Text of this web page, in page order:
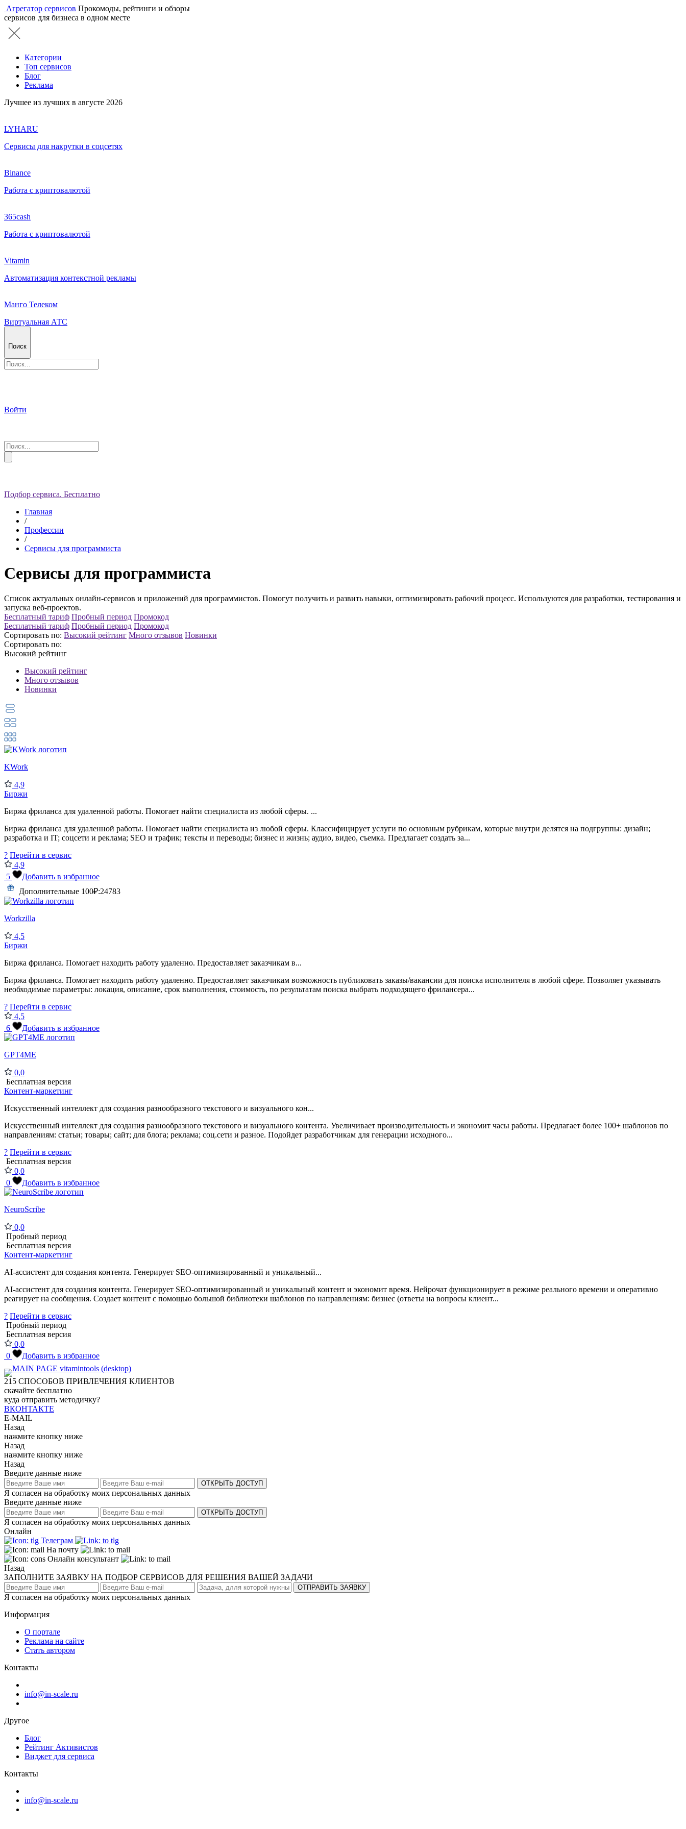
Агрегатор сервисов Прокомоды, рейтинги и обзоры
сервисов для бизнеса в одном месте
Категории
Топ сервисов
Блог
Реклама
Лучшее из лучших в августе 2026
LYHARU
Сервисы для накрутки в соцсетях
Binance
Работа с криптовалютой
365cash
Работа с криптовалютой
Vitamin
Автоматизация контекстной рекламы
Манго Телеком
Виртуальная АТС
Поиск
Войти
Подбор сервиса. Бесплатно
Главная
/
Профессии
/
Сервисы для программиста
Сервисы для программиста
Список актуальных онлайн-сервисов и приложений для программистов. Помогут получить и развить навыки, оптимизировать рабочий процесс. Используются для разработки, тестирования и
запуска веб-проектов.
Бесплатный тариф Пробный период Промокод
Бесплатный тариф Пробный период Промокод
Сортировать по: Высокий рейтинг Много отзывов Новинки
Сортировать по:
Высокий рейтинг
Высокий рейтинг
Много отзывов
Новинки
KWork
4,9
Биржи
Биржа фриланса для удаленной работы. Помогает найти специалиста из любой сферы. ...
Биржа фриланса для удаленной работы. Помогает найти специалиста из любой сферы. Классифицирует услуги по основным рубрикам, которые внутри делятся на подгруппы: дизайн;
разработка и IT; соцсети и реклама; SEO и трафик; тексты и переводы; бизнес и жизнь; аудио, видео, съемка. Предлагает создать за...
? Перейти в сервис
4,9
5
Добавить в избранное
Дополнительные 100₽:24783
Workzilla
4,5
Биржи
Биржа фриланса. Помогает находить работу удаленно. Предоставляет заказчикам в...
Биржа фриланса. Помогает находить работу удаленно. Предоставляет заказчикам возможность публиковать заказы/вакансии для поиска исполнителя в любой сфере. Позволяет указывать
необходимые параметры: локация, описание, срок выполнения, стоимость, по результатам поиска выбрать подходящего фрилансера...
? Перейти в сервис
4,5
6
Добавить в избранное
GPT4ME
0,0
Бесплатная версия
Контент-маркетинг
Искусственный интеллект для создания разнообразного текстового и визуального кон...
Искусственный интеллект для создания разнообразного текстового и визуального контента. Увеличивает производительность и экономит часы работы. Предлагает более 100+ шаблонов по
направлениям: статьи; товары; сайт; для блога; реклама; соц.сети и разное. Подойдет разработчикам для генерации исходного...
? Перейти в сервис
Бесплатная версия
0,0
0
Добавить в избранное
NeuroScribe
0,0
Пробный период
Бесплатная версия
Контент-маркетинг
AI-ассистент для создания контента. Генерирует SEO-оптимизированный и уникальный...
AI-ассистент для создания контента. Генерирует SEO-оптимизированный и уникальный контент и экономит время. Нейрочат функционирует в режиме реального времени и оперативно
реагирует на сообщения. Создает контент с помощью большой библиотеки шаблонов по направлениям: бизнес (ответы на вопросы клиент...
? Перейти в сервис
Пробный период
Бесплатная версия
0,0
0
Добавить в избранное
215 СПОСОБОВ ПРИВЛЕЧЕНИЯ КЛИЕНТОВ
скачайте бесплатно
куда отправить методичку?
ВКОНТАКТЕ
E-MAIL
Назад
нажмите кнопку ниже
Назад
нажмите кнопку ниже
Назад
Введите данные ниже
ОТКРЫТЬ ДОСТУП
Я согласен на обработку моих персональных данных
Введите данные ниже
ОТКРЫТЬ ДОСТУП
Я согласен на обработку моих персональных данных
Онлайн
Телеграм
На почту
Онлайн консультант
Назад
ЗАПОЛНИТЕ ЗАЯВКУ НА ПОДБОР СЕРВИСОВ ДЛЯ РЕШЕНИЯ ВАШЕЙ ЗАДАЧИ
ОТПРАВИТЬ ЗАЯВКУ
Я согласен на обработку моих персональных данных
Информация
О портале
Реклама на сайте
Стать автором
Контакты
info@in-scale.ru
Другое
Блог
Рейтинг Активистов
Виджет для сервиса
Контакты
info@in-scale.ru